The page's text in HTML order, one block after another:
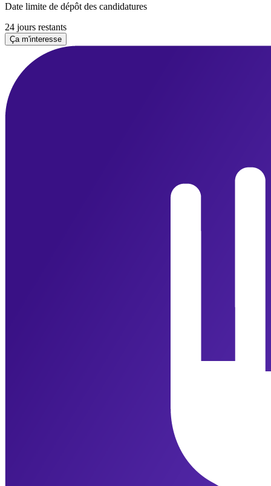
Date limite de dépôt des candidatures
24 jours restants
Ça m'interesse